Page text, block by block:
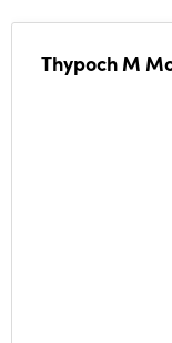
Thypoch M